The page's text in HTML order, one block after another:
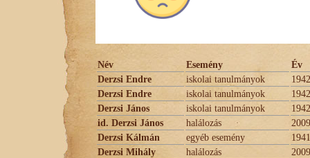
Név Esemény
Év
Derzsi Endre
iskolai tanulmányok
1942
Derzsi Endre
iskolai tanulmányok
1942
Derzsi János
iskolai tanulmányok
1942
id. Derzsi János
halálozás
2009
Derzsi Kálmán
egyéb esemény
1941
Derzsi Mihály
halálozás 2009